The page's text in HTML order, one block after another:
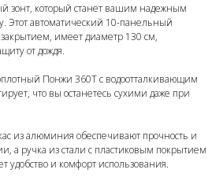
зонт, который станет вашим надежным
Этот автоматический 10-панельный
имеет диаметр 130 см,
от дождя.
Понжи 360T с водоотталкивающим
что вы останетесь сухими даже при
из алюминия обеспечивают прочность и
а ручка из стали с пластиковым покрытием
и комфорт использования.